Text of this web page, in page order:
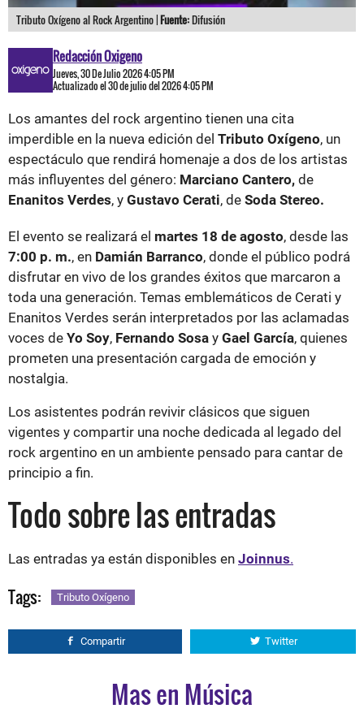
Tributo Oxígeno al Rock Argentino |Fuente:Difusión
Redacción Oxigeno
Jueves, 30 De Julio 2026 4:05 PM
Actualizado el 30 de julio del 2026 4:05 PM
Los amantes del rock argentino tienen una cita
imperdible en la nueva edición del Tributo Oxígeno, un
espectáculo que rendirá homenaje a dos de los artistas
más influyentes del género: Marciano Cantero, de
Enanitos Verdes, y Gustavo Cerati, de Soda Stereo.
El evento se realizará el martes 18 de agosto, desde las
7:00 p. m., en Damián Barranco, donde el público podrá
disfrutar en vivo de los grandes éxitos que marcaron a
toda una generación. Temas emblemáticos de Cerati y
Enanitos Verdes serán interpretados por las aclamadas
voces de Yo Soy, Fernando Sosa y Gael García, quienes
prometen una presentación cargada de emoción y
nostalgia.
Los asistentes podrán revivir clásicos que siguen
vigentes y compartir una noche dedicada al legado del
rock argentino en un ambiente pensado para cantar de
principio a fin.
Todo sobre las entradas
Las entradas ya están disponibles en Joinnus.
Tags: Tributo Oxígeno
Compartir Twitter
Mas en Música